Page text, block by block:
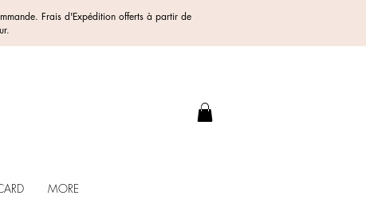
Frais d'Expédition offerts à partir de
MORE